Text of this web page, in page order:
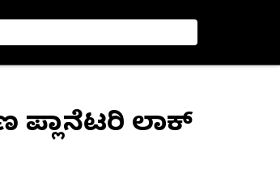
ಪ್ಲಾನೆಟರಿ ಲಾಕ್